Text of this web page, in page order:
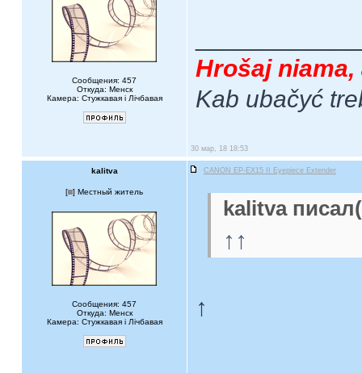
Сообщения: 457
Откуда: Менск
Камера: Стужкавая i Лічбавая
Hrošaj
Kab ubačyć
30 мар, 18 18:53
kalitva CANON EP-EX15 II Eyepiece Extender
[ ] Местный житель
Сообщения: 457
Откуда: Менск
Камера: Стужкавая i Лічбавая
kalitva
↑↑
↑